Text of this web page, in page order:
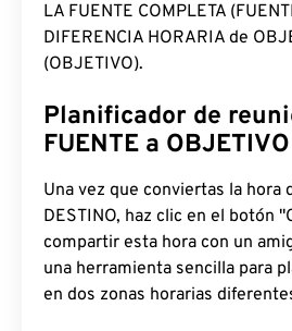
LA FUENTE COMPLETA
DIFERENCIA HORARIA de
(OBJETIVO).
Planificador de
FUENTE a OBJETIVO
Una vez que conviertas la hora
DESTINO, haz clic en el botón
compartir esta hora con un
una herramienta sencilla para
en dos zonas horarias